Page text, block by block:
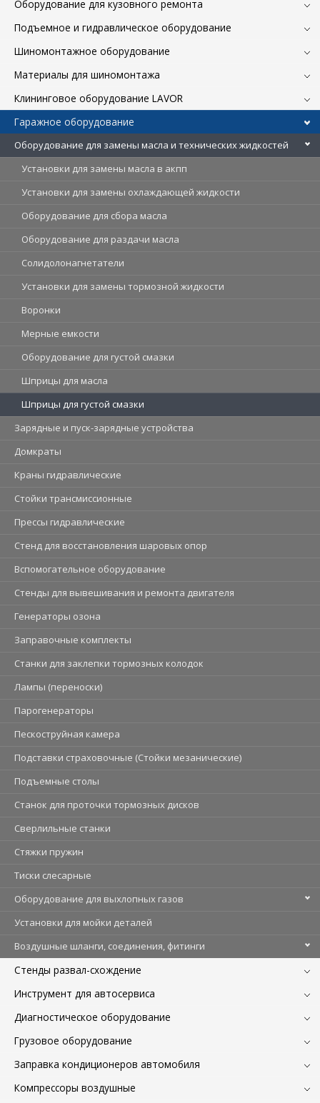
Оборудование для кузовного ремонта
Подъемное и гидравлическое оборудование
Шиномонтажное оборудование
Материалы для шиномонтажа
Клининговое оборудование LAVOR
Гаражное оборудование
Оборудование для замены масла и технических жидкостей
Установки для замены масла в акпп
Установки для замены охлаждающей жидкости
Оборудование для сбора масла
Оборудование для раздачи масла
Солидолонагнетатели
Установки для замены тормозной жидкости
Воронки
Мерные емкости
Оборудование для густой смазки
Шприцы для масла
Шприцы для густой смазки
Зарядные и пуск-зарядные устройства
Домкраты
Краны гидравлические
Стойки трансмиссионные
Прессы гидравлические
Стенд для восстановления шаровых опор
Вспомогательное оборудование
Стенды для вывешивания и ремонта двигателя
Генераторы озона
Заправочные комплекты
Станки для заклепки тормозных колодок
Лампы (переноски)
Парогенераторы
Пескоструйная камера
Подставки страховочные (Стойки мезанические)
Подъемные столы
Станок для проточки тормозных дисков
Сверлильные станки
Стяжки пружин
Тиски слесарные
Оборудование для выхлопных газов
Установки для мойки деталей
Воздушные шланги, соединения, фитинги
Стенды развал-схождение
Инструмент для автосервиса
Диагностическое оборудование
Грузовое оборудование
Заправка кондиционеров автомобиля
Компрессоры воздушные